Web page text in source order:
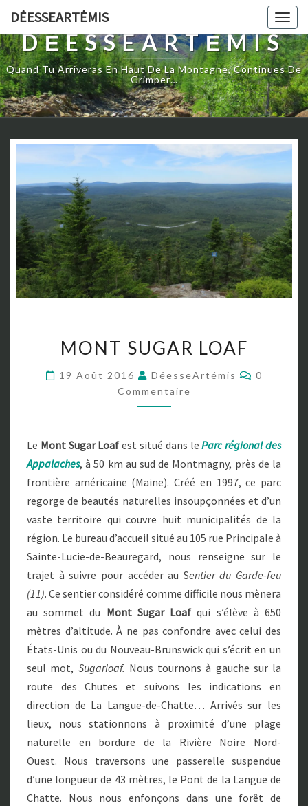
DĖESSEARTĖMIS
DĖESSEARTĖMIS
Quand Tu Arriveras En Haut De La Montagne, Continues De
Grimper…
O
T
S
U
A
R
L
O
A
MONT SUGAR LOAF
19 Août 2016 DéesseArtémis
C
O
A
R
S
0
Commentaire
Le Mont Sugar Loaf est situé dans le Parc régional des
Appalaches, à 50 km au sud de Montmagny, près de la
frontière américaine (Maine). Créé en 1997, ce parc
regorge de beautés naturelles insoupçonnées et d’un
vaste territoire qui couvre huit municipalités de la
région. Le bureau d’accueil situé au 105 rue Principale à
Sainte-Lucie-de-Beauregard, nous renseigne sur le
trajet à suivre pour accéder au Sentier du Garde-feu
(11). Ce sentier considéré comme difficile nous mènera
au sommet du Mont Sugar Loafqui s’élève à 650
mètres d’altitude. À ne pas confondre avec celui des
États-Unis ou du Nouveau-Brunswick qui s’écrit en un
seul mot, Sugarloaf. Nous tournons à gauche sur la
route des Chutes et suivons les indications en
direction de La Langue-de-Chatte… Arrivés sur les
lieux, nous stationnons à proximité d’une plage
naturelle en bordure de la Rivière Noire Nord-
Ouest. Nous traversons une passerelle suspendue
d’une longueur de 43 mètres, le Pont de la Langue de
Chatte. Nous nous enfonçons dans une forêt de